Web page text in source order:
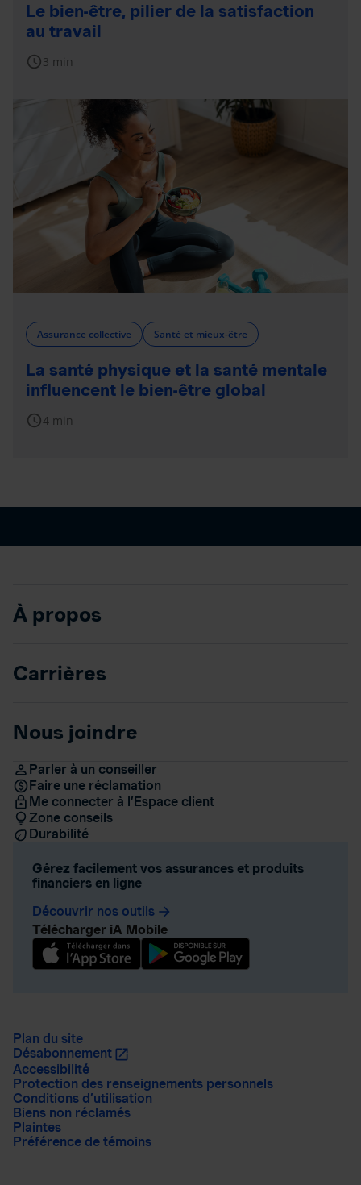
Le bien-être, pilier de la satisfaction
au travail
schedule3 min
Assurance collective Santé et mieux-être
La santé physique et la santé mentale
influencent le bien-être global
schedule4 min
À propos
Carrières
Nous joindre
Parler à un conseiller
Faire une réclamation
Me connecter à l’Espace client
Zone conseils
Durabilité
Gérez facilement vos assurances et produits
financiers en ligne
Découvrir nos outils arrow_forward
Télécharger iA Mobile
Plan du site
Désabonnement
Accessibilité
Protection des renseignements personnels
Conditions d’utilisation
Biens non réclamés
Plaintes
Préférence de témoins